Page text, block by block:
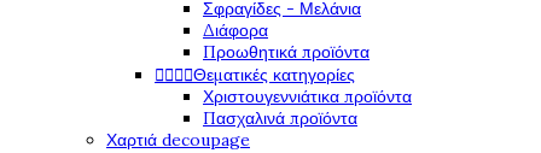
Σφραγίδες - Μελάνια
Διάφορα
Προωθητικά προϊόντα
Θεματικές κατηγορίες
Χριστουγεννιάτικα προϊόντα
Πασχαλινά προϊόντα
Χαρτιά decoupage